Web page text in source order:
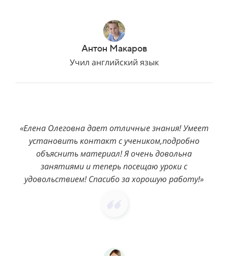
Антон Макаров
Учил английский язык
«Елена Олеговна дает отличные знания! Умеет
установить контакт с учеником,подробно
объяснить материал! Я очень довольна
занятиями и теперь посещаю уроки с
удовольствием! Спасибо за хорошую работу!»